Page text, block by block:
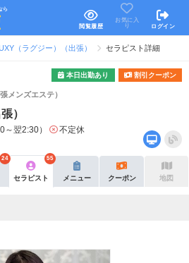
ら
閲覧履歴
お気に入
り
ログイン
（ラグジー）（出張） セラピスト詳細
本日出勤あり 割引クーポン
メンズエステ）
）
翌2:30）
不定休
24
セラピスト
55
メニュー クーポン 地図